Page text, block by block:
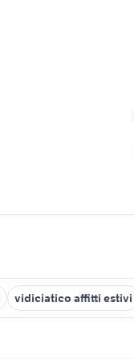
vidiciatico affitti estivi